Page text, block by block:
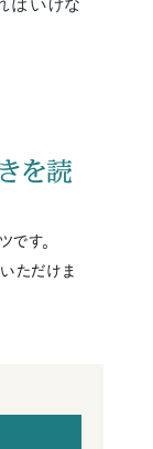
ばいけな
を読
です。
ただけま